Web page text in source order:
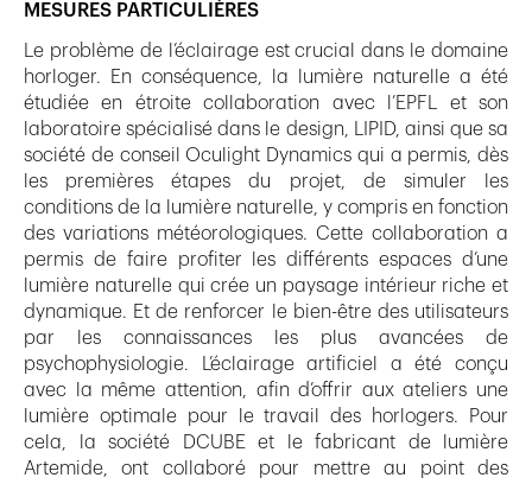
MESURES PARTICULIÈRES
Le problème de l’éclairage est crucial dans le domaine
horloger. En conséquence, la lumière naturelle a été
étudiée en étroite collaboration avec l’EPFL et son
laboratoire spécialisé dans le design, LIPID, ainsi que sa
société de conseil Oculight Dynamics qui a permis, dès
les premières étapes du projet, de simuler les
conditions de la lumière naturelle, y compris en fonction
des variations météorologiques. Cette collaboration a
permis de faire profiter les différents espaces d’une
lumière naturelle qui crée un paysage intérieur riche et
dynamique. Et de renforcer le bien-être des utilisateurs
par les connaissances les plus avancées de
psychophysiologie. L’éclairage artificiel a été conçu
avec la même attention, afin d’offrir aux ateliers une
lumière optimale pour le travail des horlogers. Pour
cela, la société DCUBE et le fabricant de lumière
Artemide, ont collaboré pour mettre au point des